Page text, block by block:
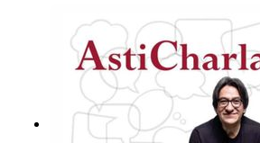
PayPal:https://
a para hacer transferencias a
nombre de Julio Hernández
1539408017CLABE: 012 320
2Tienda:https://